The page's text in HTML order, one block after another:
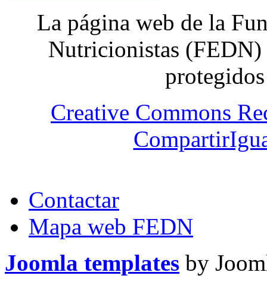
La página web de la
Nutricionistas (FEDN)
Creative Commons
Contactar
Mapa web FEDN
Joomla templates by